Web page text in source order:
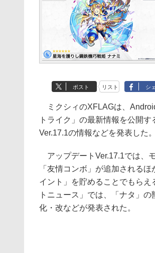
ポスト リスト シ
ミクシィのXFLAGは、
トライク」の最新情報を公開
Ver.17.1の情報などを発表した
アップデートVer.17.1では、
「友情コンボ」が追加される
イント」を貯めることでもら
トニュース」では、「ナタ」
化・改などが発表された。